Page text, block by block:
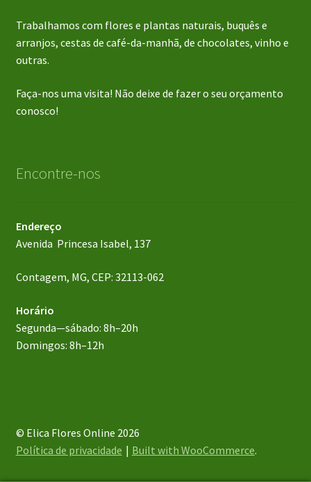
Trabalhamos com flores e plantas naturais, buquês e
arranjos, cestas de café-da-manhã, de chocolates, vinho e
outras.
Faça-nos uma visita! Não deixe de fazer o seu orçamento
conosco!
Encontre-nos
Endereço
Avenida Princesa Isabel, 137
Contagem, MG, CEP: 32113-062
Horário
Segunda—sábado: 8h–20h
Domingos: 8h–12h
© Elica Flores Online 2026
Política de privacidade
Built with WooCommerce.